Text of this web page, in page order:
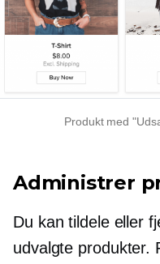
Produkt med
Administrer
Du kan tildele eller
udvalgte produkter.